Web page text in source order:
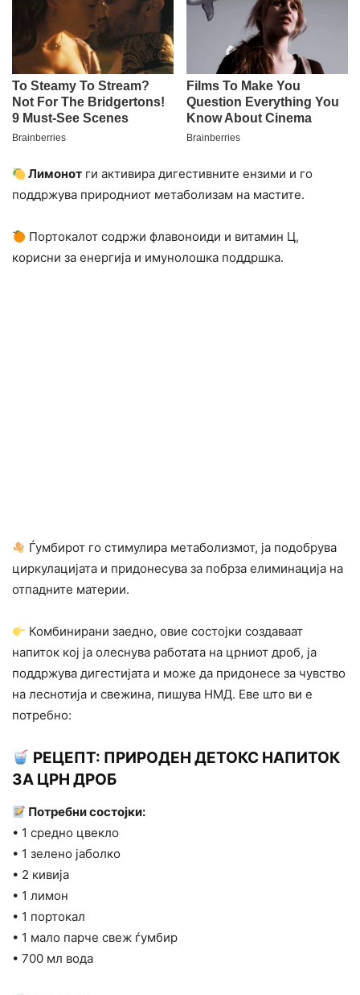
Лимонот ги активира дигестивните ензими и го
поддржува природниот метаболизам на мастите.
Портокалот содржи флавоноиди и витамин Ц,
корисни за енергија и имунолошка поддршка.
Ѓумбирот го стимулира метаболизмот, ја подобрува
циркулацијата и придонесува за побрза елиминација на
отпадните материи.
Комбинирани заедно, овие состојки создаваат
напиток кој ја олеснува работата на црниот дроб, ја
поддржува дигестијата и може да придонесе за чувство
на леснотија и свежина, пишува НМД. Еве што ви е
потребно:
РЕЦЕПТ: ПРИРОДЕН ДЕТОКС НАПИТОК
ЗА ЦРН ДРОБ
Потребни состојки:
• 1 средно цвекло
• 1 зелено јаболко
• 2 кивија
• 1 лимон
• 1 портокал
• 1 мало парче свеж ѓумбир
• 700 мл вода